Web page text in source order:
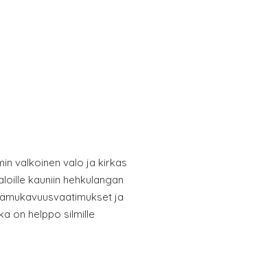
valkoinen valo ja kirkas
kauniin hehkulangan
ja
on helppo silmille